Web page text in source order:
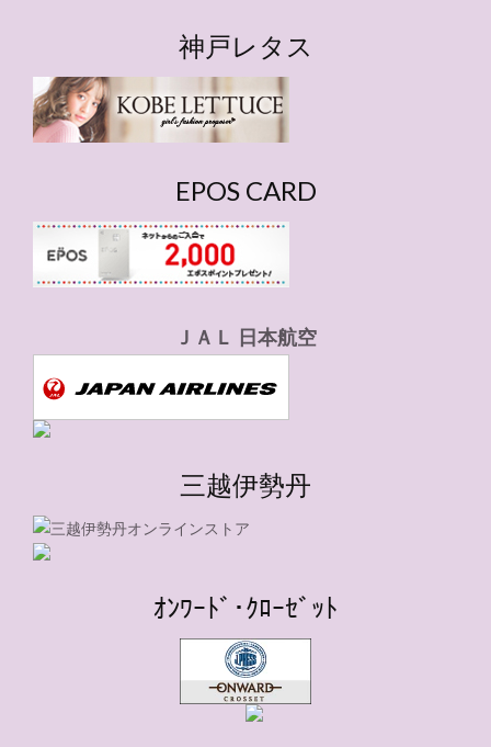
ー
神戸レタス
EPOS CARD
ＪＡＬ 日本航空
三越伊勢丹
ｵﾝﾜｰﾄﾞ･ｸﾛｰｾﾞｯﾄ